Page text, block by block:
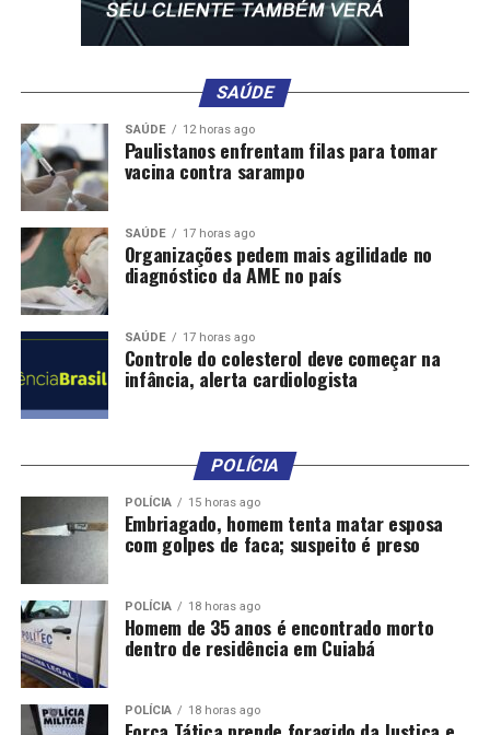
Crédito: Diego Rodrigues/MPC
Encontro Mato-grossense de Municípios reúne mais de
Promovido pelo TCE-MT e AMM, sob presidência do
conselheiro Sérgio Ricardo e de Leonardo Bortolin,
respectivamente, o Encontro Mato-grossense dos
Municípios reúne mais de 1.500 gestores de todo o
estado no Cenarium Rural, em Cuiabá. Ao longo de dois
dias, autoridades e técnicos de diversas áreas abordaram
temas como noções gerais de administração
orçamentária e financeira, orçamento da saúde,
descentralização ambiental e soluções para o
desenvolvimento econômico regional.
Além das mais de 30 palestras ministradas
simultaneamente em três salas diferentes, há ainda
reuniões com as bancadas federal e estadual, estandes
com apresentação de produtos e serviços e atendimento
especializado aos gestores municipais que é realizado
por técnicos do TCE, AMM, Confederação Nacional dos
Municípios (CNM), Desenvolve MT, Secretaria de Estado
de Infraestrutura (Sinfra), entre outros.
Secretaria de Comunicação/TCE-MT
E-mail:[email protected]
SAÚDE
SAÚDE 12 horas ago
Paulistanos enfrentam filas para tomar
vacina contra sarampo
SAÚDE 17 horas ago
Organizações pedem mais agilidade no
diagnóstico da AME no país
SAÚDE 17 horas ago
Controle do colesterol deve começar na
infância, alerta cardiologista
POLÍCIA
POLÍCIA 15 horas ago
Embriagado, homem tenta matar esposa
com golpes de faca; suspeito é preso
POLÍCIA 18 horas ago
Homem de 35 anos é encontrado morto
dentro de residência em Cuiabá
POLÍCIA 18 horas ago